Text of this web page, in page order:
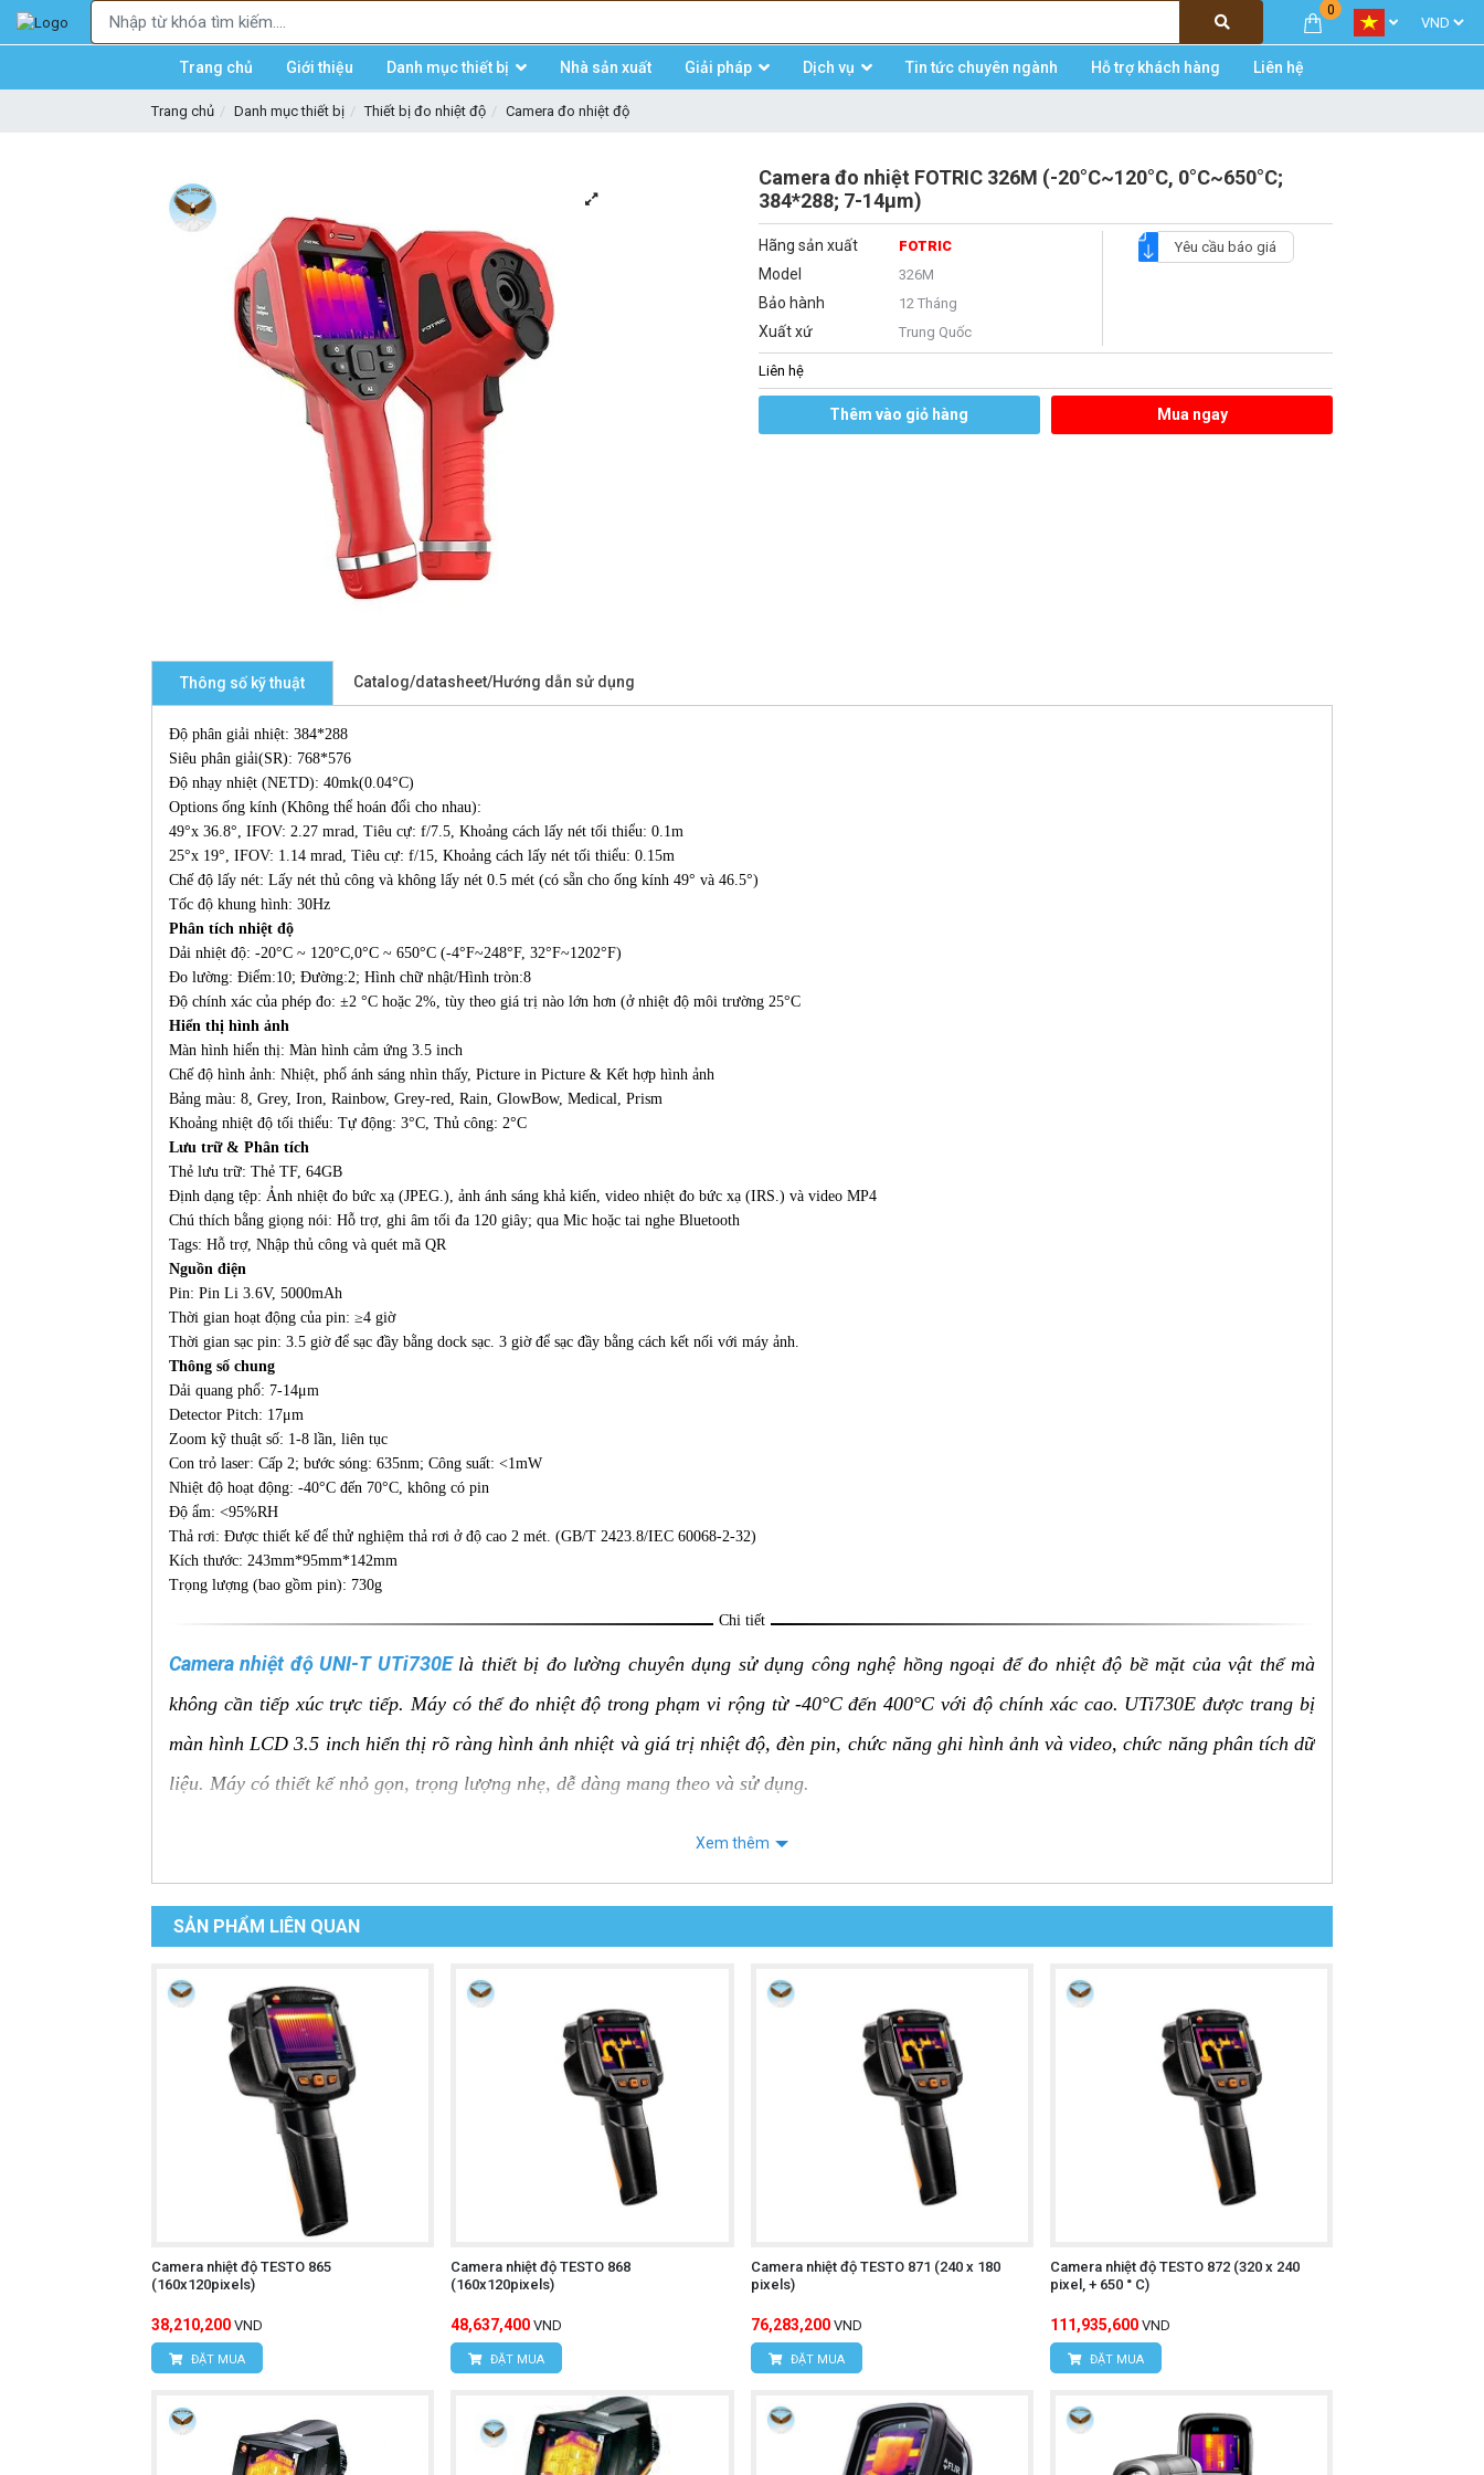
0
Trang chủ Giới thiệu Danh mục thiết bị Nhà sản xuất Giải pháp Dịch vụ Tin tức chuyên ngành Hỗ trợ khách hàng Liên hệ
Trang chủ Danh mục thiết bị Thiết bị đo nhiệt độ Camera đo nhiệt độ
Camera đo nhiệt FOTRIC 326M (-20°C~120°C, 0°C~650°C;
384*288; 7-14μm)
Hãng sản xuất FOTRIC
Model 326M
Bảo hành 12 Tháng
Xuất xứ Trung Quốc
Yêu cầu báo giá
Liên hệ
Thêm vào giỏ hàng Mua ngay
Thông số kỹ thuật Catalog/datasheet/Hướng dẫn sử dụng
Độ phân giải nhiệt: 384*288
Siêu phân giải(SR): 768*576
Độ nhạy nhiệt (NETD): 40mk(0.04°C)
Options ống kính (Không thể hoán đổi cho nhau):
49°x 36.8°, IFOV: 2.27 mrad, Tiêu cự: f/7.5, Khoảng cách lấy nét tối thiểu: 0.1m
25°x 19°, IFOV: 1.14 mrad, Tiêu cự: f/15, Khoảng cách lấy nét tối thiểu: 0.15m
Chế độ lấy nét: Lấy nét thủ công và không lấy nét 0.5 mét (có sẵn cho ống kính 49° và 46.5°)
Tốc độ khung hình: 30Hz
Phân tích nhiệt độ
Dải nhiệt độ: -20°C ~ 120°C,0°C ~ 650°C (-4°F~248°F, 32°F~1202°F)
Đo lường: Điểm:10; Đường:2; Hình chữ nhật/Hình tròn:8
Độ chính xác của phép đo: ±2 °C hoặc 2%, tùy theo giá trị nào lớn hơn (ở nhiệt độ môi trường 25°C
Hiển thị hình ảnh
Màn hình hiển thị: Màn hình cảm ứng 3.5 inch
Chế độ hình ảnh: Nhiệt, phổ ánh sáng nhìn thấy, Picture in Picture & Kết hợp hình ảnh
Bảng màu: 8, Grey, Iron, Rainbow, Grey-red, Rain, GlowBow, Medical, Prism
Khoảng nhiệt độ tối thiểu: Tự động: 3°C, Thủ công: 2°C
Lưu trữ & Phân tích
Thẻ lưu trữ: Thẻ TF, 64GB
Định dạng tệp: Ảnh nhiệt đo bức xạ (JPEG.), ảnh ánh sáng khả kiến, video nhiệt đo bức xạ (IRS.) và video MP4
Chú thích bằng giọng nói: Hỗ trợ, ghi âm tối đa 120 giây; qua Mic hoặc tai nghe Bluetooth
Tags: Hỗ trợ, Nhập thủ công và quét mã QR
Nguồn điện
Pin: Pin Li 3.6V, 5000mAh
Thời gian hoạt động của pin: ≥4 giờ
Thời gian sạc pin: 3.5 giờ để sạc đầy bằng dock sạc. 3 giờ để sạc đầy bằng cách kết nối với máy ảnh.
Thông số chung
Dải quang phổ: 7-14μm
Detector Pitch: 17μm
Zoom kỹ thuật số: 1-8 lần, liên tục
Con trỏ laser: Cấp 2; bước sóng: 635nm; Công suất: <1mW
Nhiệt độ hoạt động: -40°C đến 70°C, không có pin
Độ ẩm: <95%RH
Thả rơi: Được thiết kế để thử nghiệm thả rơi ở độ cao 2 mét. (GB/T 2423.8/IEC 60068-2-32)
Kích thước: 243mm*95mm*142mm
Trọng lượng (bao gồm pin): 730g
Chi tiết
Camera nhiệt độ UNI-T UTi730E là thiết bị đo lường chuyên dụng sử dụng công nghệ hồng ngoại để đo nhiệt độ bề mặt của vật thể mà
không cần tiếp xúc trực tiếp. Máy có thể đo nhiệt độ trong phạm vi rộng từ -40°C đến 400°C với độ chính xác cao. UTi730E được trang bị
màn hình LCD 3.5 inch hiển thị rõ ràng hình ảnh nhiệt và giá trị nhiệt độ, đèn pin, chức năng ghi hình ảnh và video, chức năng phân tích dữ
liệu. Máy có thiết kế nhỏ gọn, trọng lượng nhẹ, dễ dàng mang theo và sử dụng.
Đo nhiệt độ từ xa:Đo nhiệt độ bề mặt của vật thể mà không cần tiếp xúc trực tiếp, an toàn và tiện lợi.
Độ chính xác cao:Đo nhiệt độ với độ chính xác ±2°C hoặc ±2%, tùy theo giá trị lớn hơn.
Màn hình LCD rõ ràng:
Hiển thị rõ ràng hình ảnh nhiệt và giá trị nhiệt độ, giúp người sử dụng dễ dàng quan sát và phân tích dữ liệu.
Đèn pin:Giúp người sử dụng dễ dàng quan sát trong môi trường thiếu sáng.
Chức năng ghi hình ảnh và video:
Ghi lại hình ảnh và video nhiệt để lưu trữ hoặc chia sẻ.
Chức năng phân tích dữ liệu:
Phân tích dữ liệu nhiệt độ để xác định các điểm nóng hoặc lạnh trên bề mặt vật thể.
Thiết kế nhỏ gọn, trọng lượng nhẹ:
Thuận tiện cho việc di chuyển và sử dụng trong nhiều môi trường khác nhau.
Chức năng tự động tắt nguồn:
Tiết kiệm pin khi không sử dụng.
Giá thành hợp lý:
Bật nguồn máy:Nhấn nút nguồn để khởi động máy.
Xem thêm
SẢN PHẨM LIÊN QUAN
Camera nhiệt độ TESTO 865
(160x120pixels)
38,210,200 VND
ĐẶT MUA
Camera nhiệt độ TESTO 868
(160x120pixels)
48,637,400 VND
ĐẶT MUA
Camera nhiệt độ TESTO 871 (240 x 180
pixels)
76,283,200 VND
ĐẶT MUA
Camera nhiệt độ TESTO 872 (320 x 240
pixel, + 650 ° C)
111,935,600 VND
ĐẶT MUA